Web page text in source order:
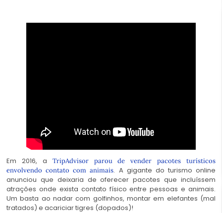
Em 2016, a TripAdvisor parou de vender pacotes turísticos
envolvendo contato com animais. A gigante do turismo online
anunciou que deixaria de oferecer pacotes que incluíssem
atrações onde exista contato físico entre pessoas e animais.
Um basta ao nadar com golfinhos, montar em elefantes (mal
tratados) e acariciar tigres (dopados)!